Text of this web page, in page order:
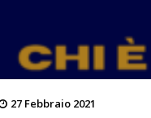
27 Febbraio 2021